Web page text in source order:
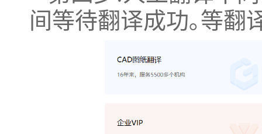
间等待翻译成功｡等翻